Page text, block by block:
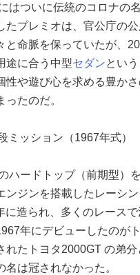
はついに伝統のコロナの
たプレミオは、官公庁の
と命脈を保っていたが、
途に合う中型セダンとい
性や遊び心を求める豊か
ったのだ。
ミッション（1967年式）
ードトップ（前期型）
ンジンを搭載したレーシ
に造られ、多くのレース
年にデビューしたのが
れたトヨタ2000GT の弟
名は冠されなかった。